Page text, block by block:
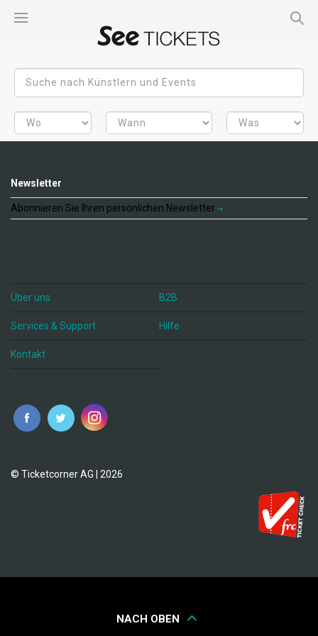
Newsletter
Abonnieren Sie Ihren persönlichen Newsletter
Über uns B2B
Services & Support Hilfe
Kontakt
© Ticketcorner AG | 2026
NACH OBEN